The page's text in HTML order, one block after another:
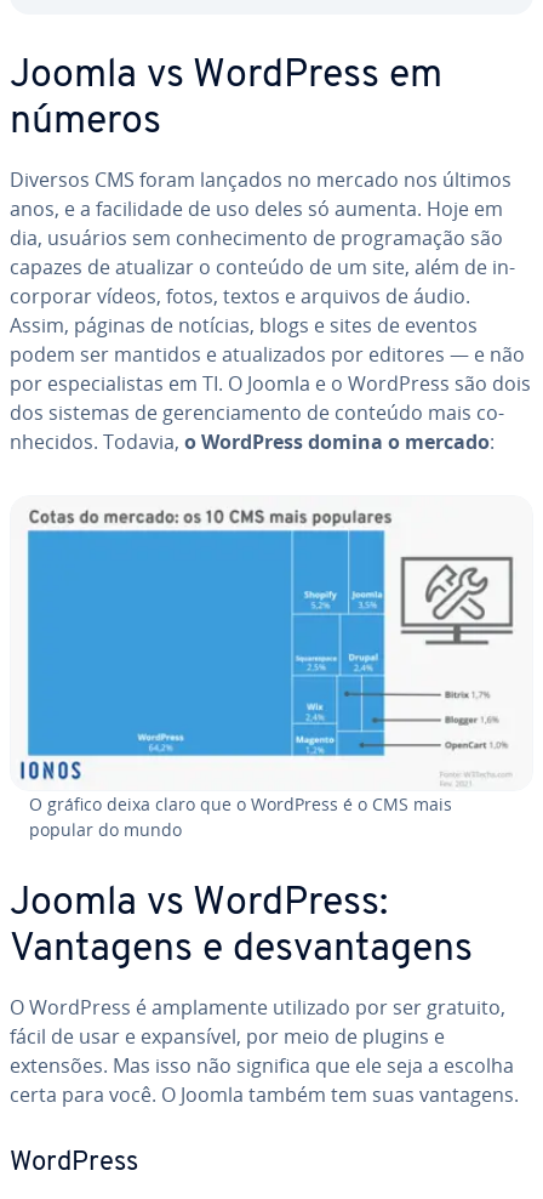
Joomla vs WordPress em
números
Diversos CMS foram lançados no mercado nos últimos
anos, e a fa­ci­li­dade de uso deles só aumenta. Hoje em
dia, usuários sem co­nhe­ci­mento de pro­gra­ma­ção são
capazes de atualizar o conteúdo de um site, além de in­
cor­po­rar vídeos, fotos, textos e arquivos de áudio.
Assim, páginas de notícias, blogs e sites de eventos
podem ser mantidos e atu­a­li­za­dos por editores — e não
por es­pe­ci­a­lis­tas em TI. O Joomla e o WordPress são dois
dos sistemas de ge­ren­ci­a­mento de conteúdo mais co­
nhe­ci­dos. Todavia, o WordPress domina o mercado:
O gráfico deixa claro que o WordPress é o CMS mais
popular do mundo
Joomla vs WordPress:
Vantagens e des­van­ta­gens
O WordPress é am­pla­mente utilizado por ser gratuito,
fácil de usar e ex­pan­sí­vel, por meio de plugins e
extensões. Mas isso não significa que ele seja a escolha
certa para você. O Joomla também tem suas vantagens.
WordPress